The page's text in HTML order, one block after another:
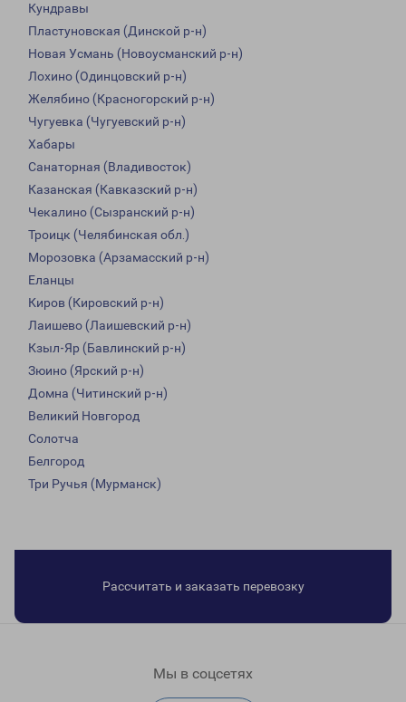
Кундравы
Пластуновская (Динской р-н)
Новая Усмань (Новоусманский р-н)
Лохино (Одинцовский р-н)
Желябино (Красногорский р-н)
Чугуевка (Чугуевский р-н)
Хабары
Санаторная (Владивосток)
Казанская (Кавказский р-н)
Чекалино (Сызранский р-н)
Троицк (Челябинская обл.)
Морозовка (Арзамасский р-н)
Еланцы
Киров (Кировский р-н)
Лаишево (Лаишевский р-н)
Кзыл-Яр (Бавлинский р-н)
Зюино (Ярский р-н)
Домна (Читинский р-н)
Великий Новгород
Солотча
Белгород
Три Ручья (Мурманск)
Рассчитать и заказать перевозку
Мы в соцсетях